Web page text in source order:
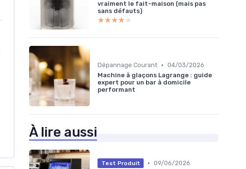
vraiment le fait-maison (mais pas
sans défauts)
★★★★★
★★★★★
Dépannage Courant • 04/03/2026
Machine à glaçons Lagrange : guide
expert pour un bar à domicile
performant
À lire aussi
Test Produit • 09/06/2026